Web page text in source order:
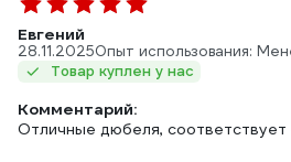
Евгений
28.11.2025Опыт использования:
Товар куплен у нас
Комментарий:
Отличные дюбеля, соответствует